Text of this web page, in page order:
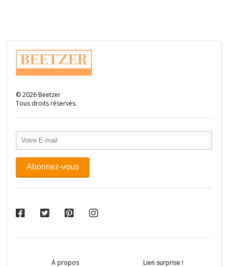
©2026Beetzer
Tous droits réservés.
À propos Lien surprise !